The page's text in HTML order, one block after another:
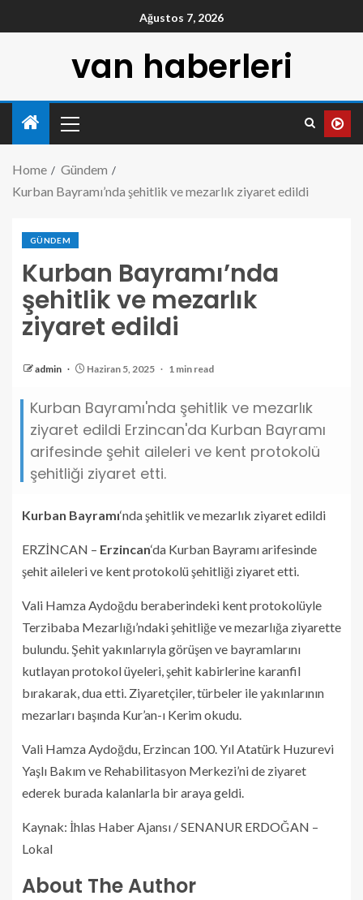
Ağustos 7, 2026
van haberleri
Home
Gündem
Kurban Bayramı’nda şehitlik ve mezarlık ziyaret edildi
GÜNDEM
Kurban Bayramı’nda
şehitlik ve mezarlık
ziyaret edildi
admin Haziran 5, 2025 1 min read
Kurban Bayramı'nda şehitlik ve mezarlık
ziyaret edildi Erzincan'da Kurban Bayramı
arifesinde şehit aileleri ve kent protokolü
şehitliği ziyaret etti.
Kurban Bayramı‘nda şehitlik ve mezarlık ziyaret edildi
ERZİNCAN – Erzincan‘da Kurban Bayramı arifesinde
şehit aileleri ve kent protokolü şehitliği ziyaret etti.
Vali Hamza Aydoğdu beraberindeki kent protokolüyle
Terzibaba Mezarlığı’ndaki şehitliğe ve mezarlığa ziyarette
bulundu. Şehit yakınlarıyla görüşen ve bayramlarını
kutlayan protokol üyeleri, şehit kabirlerine karanfil
bırakarak, dua etti. Ziyaretçiler, türbeler ile yakınlarının
mezarları başında Kur’an-ı Kerim okudu.
Vali Hamza Aydoğdu, Erzincan 100. Yıl Atatürk Huzurevi
Yaşlı Bakım ve Rehabilitasyon Merkezi’ni de ziyaret
ederek burada kalanlarla bir araya geldi.
Kaynak: İhlas Haber Ajansı / SENANUR ERDOĞAN –
Lokal
About The Author